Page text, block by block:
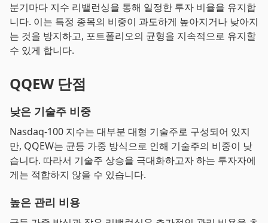
분기마다 지수 리밸런싱을 통해 일정한 투자 비율을 유지합
니다. 이는 특정 종목의 비중이 과도하게 높아지거나 낮아지
는 것을 방지하고, 포트폴리오의 균형을 지속적으로 유지할
수 있게 합니다.
QQEW 단점
낮은 기술주 비중
Nasdaq-100 지수는 대부분 대형 기술주로 구성되어 있지
만, QQEW는 균등 가중 방식으로 인해 기술주의 비중이 낮
습니다. 따라서 기술주 상승을 극대화하고자 하는 투자자에
게는 적합하지 않을 수 있습니다.
높은 관리 비용